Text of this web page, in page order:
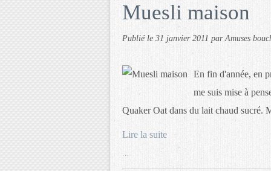
Muesli maison
Publié le 31 janvier 2011 par Amuses
En fin d'année, en
me suis mise à
Quaker Oat dans du lait chaud sucré.
Lire la suite